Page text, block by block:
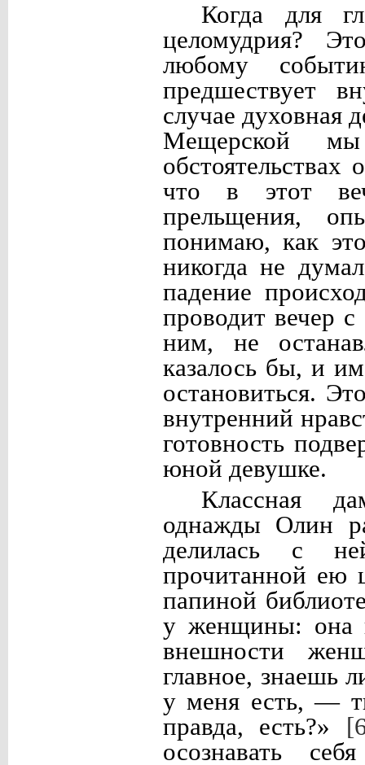
Когда для
целомудрия?
любому
предшествует
случае духовная
Мещерской
что в этот
прельщения,
понимаю, как
никогда не
падение
проводит вечер
ним, не
казалось бы, и
остановиться.
внутренний
готовность
юной девушке.
Классная
однажды Олин
делилась с
прочитанной ею
папиной
у женщины: она
внешности
главное, знаешь
у меня есть, —
правда, есть?»
осознавать